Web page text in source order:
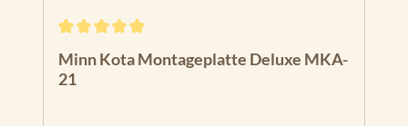
Minn Kota Montageplatte Deluxe MKA-
21